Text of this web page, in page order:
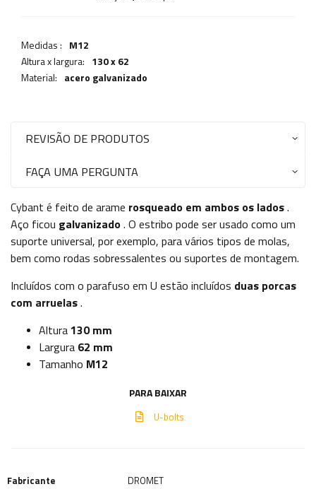
Medidas : M12
Altura x largura: 130 x 62
Material: acero galvanizado
REVISÃO DE PRODUTOS
FAÇA UMA PERGUNTA
Cybant é feito de arame rosqueado em ambos os lados.
Aço ficou galvanizado. O estribo pode ser usado como um
suporte universal, por exemplo, para vários tipos de molas,
bem como rodas sobressalentes ou suportes de montagem.
Incluídos com o parafuso em U estão incluídos duas porcas
com arruelas.
Altura130 mm
Largura 62 mm
Tamanho M12
PARA BAIXAR
U-bolts
Fabricante
DROMET